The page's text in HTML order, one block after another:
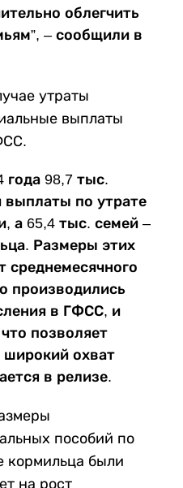
облегчить
– сообщили в
утраты
выплаты
года 98,7 тыс.
выплаты по утрате
а 65,4 тыс. семей –
Размеры этих
среднемесячного
производились
в ГФСС, и
позволяет
широкий охват
в релизе.
пособий по
кормильца были
на рост